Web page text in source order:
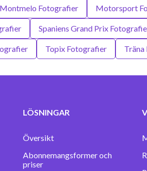
Montmelo Fotografier Motorsport
Spaniens Grand Prix
Topix Fotografier
LÖSNINGAR
Översikt
Abonnemangsformer och
priser